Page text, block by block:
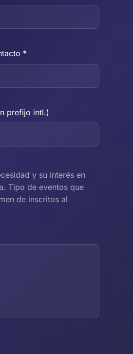
*
prefijo intl.)
y su interés en
Tipo de eventos que
de inscritos al